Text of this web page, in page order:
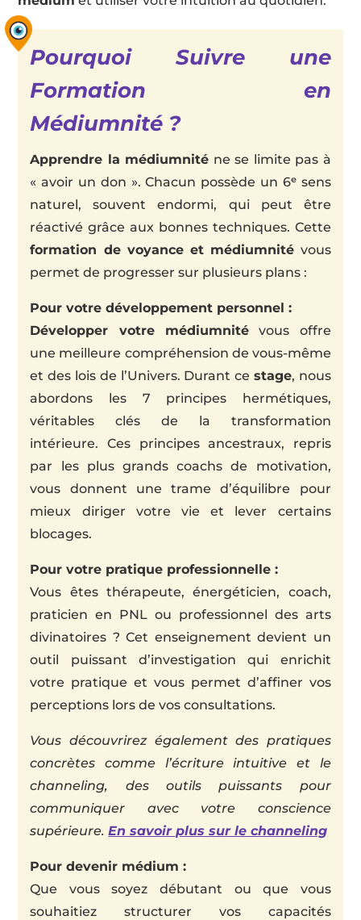
Pourquoi Suivre une
Formation en
Médiumnité ?
Apprendre la médiumnité ne se limite pas à
« avoir un don ». Chacun possède un 6ᵉ sens
naturel, souvent endormi, qui peut être
réactivé grâce aux bonnes techniques. Cette
formation de voyance et médiumnité vous
permet de progresser sur plusieurs plans :
Pour votre développement personnel :
Développer votre médiumnité vous offre
une meilleure compréhension de vous-même
et des lois de l’Univers. Durant ce stage, nous
abordons les 7 principes hermétiques,
véritables clés de la transformation
intérieure. Ces principes ancestraux, repris
par les plus grands coachs de motivation,
vous donnent une trame d’équilibre pour
mieux diriger votre vie et lever certains
blocages.
Pour votre pratique professionnelle :
Vous êtes thérapeute, énergéticien, coach,
praticien en PNL ou professionnel des arts
divinatoires ? Cet enseignement devient un
outil puissant d’investigation qui enrichit
votre pratique et vous permet d’affiner vos
perceptions lors de vos consultations.
Vous découvrirez également des pratiques
concrètes comme l’écriture intuitive et le
channeling, des outils puissants pour
communiquer avec votre conscience
supérieure.En savoir plus sur le channeling
Pour devenir médium :
Que vous soyez débutant ou que vous
souhaitiez structurer vos capacités